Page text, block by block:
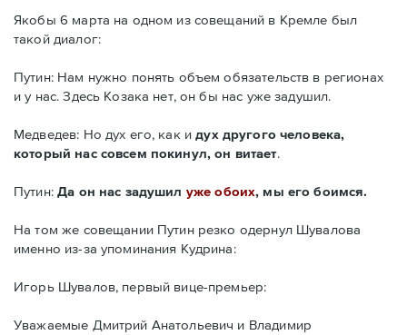
Якобы 6 марта на одном из совещаний в Кремле был
такой диалог:
Путин: Нам нужно понять объем обязательств в регионах
и у нас. Здесь Козака нет, он бы нас уже задушил.
Медведев: Но дух его, как идух другого человека,
который нас совсем покинул, он витает.
Путин:Да он нас задушил уже обоих, мы его боимся.
На том же совещании Путин резко одернул Шувалова
именно из-за упоминания Кудрина:
Игорь Шувалов, первый вице-премьер:
Уважаемые Дмитрий Анатольевич и Владимир